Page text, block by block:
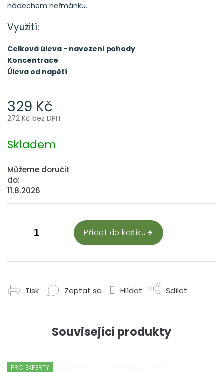
329 Kč
272 Kč bez DPH
cena:
Skladem
Můžeme doručit
do:
11.8.2026
Přidat do košíku
nádechem heřmánku.
Využití:
Celková úleva - navození pohody
Koncentrace
Úleva od napětí
Tisk Zeptat se Hlídat Sdílet
Související produkty
PRO EXPERTY